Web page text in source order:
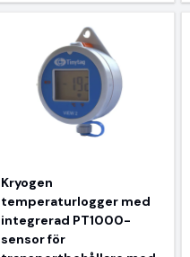
Kryogen
temperaturlogger med
integrerad PT1000-
sensor för